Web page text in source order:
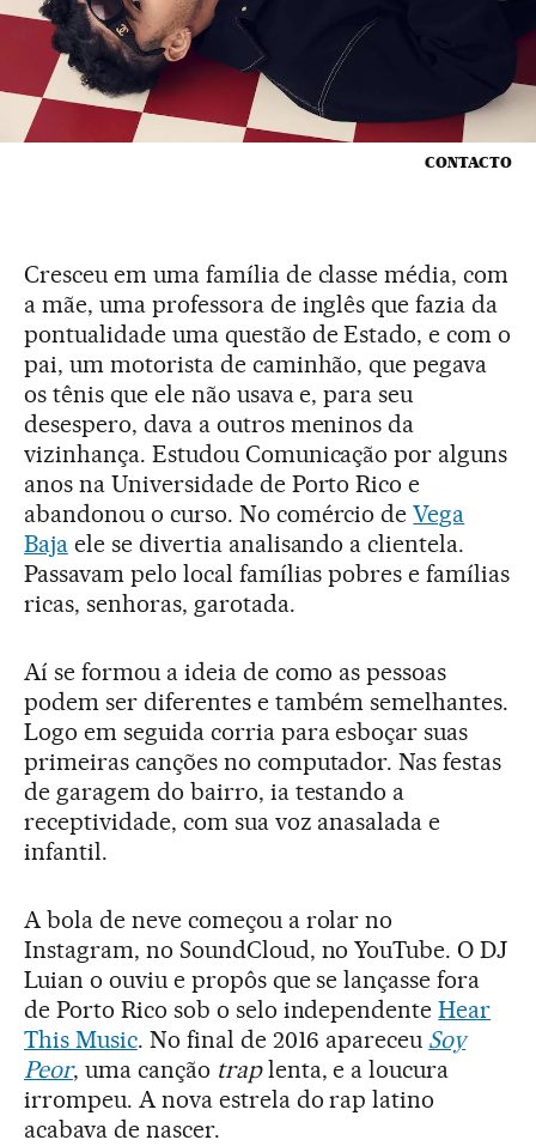
CONTACTO
Cresceu em uma família de classe média, com
a mãe, uma professora de inglês que fazia da
pontualidade uma questão de Estado, e com o
pai, um motorista de caminhão, que pegava
os tênis que ele não usava e, para seu
desespero, dava a outros meninos da
vizinhança. Estudou Comunicação por alguns
anos na Universidade de Porto Rico e
abandonou o curso. No comércio deVega
Bajaele se divertia analisando a clientela.
Passavam pelo local famílias pobres e famílias
ricas, senhoras, garotada.
Aí se formou a ideia de como as pessoas
podem ser diferentes e também semelhantes.
Logo em seguida corria para esboçar suas
primeiras canções no computador. Nas festas
de garagem do bairro, ia testando a
receptividade, com sua voz anasalada e
infantil.
A bola de neve começou a rolar no
Instagram, no SoundCloud, no YouTube. O DJ
Luian o ouviu e propôs que se lançasse fora
de Porto Rico sob o selo independenteHear
This Music. No final de 2016 apareceu Soy
Peor, uma canção traplenta, e a loucura
irrompeu. A nova estrela do rap latino
acabava de nascer.